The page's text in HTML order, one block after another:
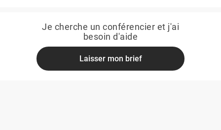
Je cherche un conférencier et j'ai
besoin d'aide
Laisser mon brief